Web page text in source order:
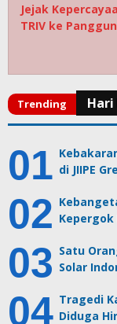
Jejak
TRIV ke
di JIIPE
Kepergok
Satu
Solar
Tragedi
Diduga